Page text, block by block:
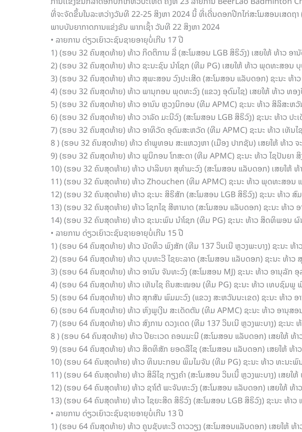
ທີ່ຈະຈັດຂຶ້ນໃນລະຫວ່າງວັນທີ 22-25 ສິງຫາ 2024 ນີ້ ທີ່ເດີ່ນດອກປີກໄກ່ສະໂມສອນເສດຖາ
ພາບບັນຍາກາດການແຂ່ງຂັນ ພາກເຊົ້າ ວັນທີ 22 ສິງຫາ 2024
• ລາຍການ ດ່ຽວເຍົາວະຊົນຊາຍອາຍຸບໍ່ເກີນ 17 ປີ
1) (ຮອບ 32 ຄົນສຸດທ້າຍ) ທ້າວ ກິດຕິການ ລີ່ (ສະໂມສອນ LGB ສິຣິວົງ) ເສຍໃຫ້ ທ້າວ ອ
2) (ຮອບ 32 ຄົນສຸດທ້າຍ) ທ້າວ ຊະນະຊົນ ນຳໂຊກ (ທີມ PG) ເສຍໃຫ້ ທ້າວ ພຸດທະສອນ
3) (ຮອບ 32 ຄົນສຸດທ້າຍ) ທ້າວ ສຸພະສອນ ວົງປະເສີດ (ສະໂມສອນ ແລັບດອກ) ຊະນະ ທ້າ
4) (ຮອບ 32 ຄົນສຸດທ້າຍ) ທ້າວ ພານຸກອນ ພຸດທະວົງ (ແຂວງ ອຸດົມໄຊ) ເສຍໃຫ້ ທ້າວ ທ
5) (ຮອບ 32 ຄົນສຸດທ້າຍ) ທ້າວ ອານົນ ຫຼວງນິກອນ (ທີມ APMC) ຊະນະ ທ້າວ ສິລິສະຫ
6) (ຮອບ 32 ຄົນສຸດທ້າຍ) ທ້າວ ວາລັດ ມະນີວົງ (ສະໂມສອນ LGB ສິຣິວົງ) ຊະນະ ທ້າວ
7) (ຮອບ 32 ຄົນສຸດທ້າຍ) ທ້າວ ອາທິວັດ ອຸດົມສະຫວັດ (ທີມ APMC) ຊະນະ ທ້າວ ເທັນ
8 ) (ຮອບ 32 ຄົນສຸດທ້າຍ) ທ້າວ ຄຳພູທອນ ສະແຫວງຫາ (ເມືອງ ປາກຊັນ) ເສຍໃຫ້ ທ້າວ
9) (ຮອບ 32 ຄົນສຸດທ້າຍ) ທ້າວ ພູນິກອນ ໂກສະດາ (ທີມ APMC) ຊະນະ ທ້າວ ໄຊປັນຍາ
10) (ຮອບ 32 ຄົນສຸດທ້າຍ) ທ້າວ ປາລິນຍາ ສຸທຳມະວົງ (ສະໂມສອນ ແລັບດອກ) ເສຍໃຫ້
11) (ຮອບ 32 ຄົນສຸດທ້າຍ) ທ້າວ Zhouchen (ທີມ APMC) ຊະນະ ທ້າວ ພຸດທະສອນ
12) (ຮອບ 32 ຄົນສຸດທ້າຍ) ທ້າວ ຊະນະ ສິຣິສັກ (ສະໂມສອນ LGB ສິຣິວົງ) ຊະນະ ທ້າວ
13) (ຮອບ 32 ຄົນສຸດທ້າຍ) ທ້າວ ໂຊກໄຊ ສີຫານາດ (ສະໂມສອນ ແລັບດອກ) ຊະນະ ທ້າ
14) (ຮອບ 32 ຄົນສຸດທ້າຍ) ທ້າວ ຊະນະພົນ ນຳໂຊກ (ທີມ PG) ຊະນະ ທ້າວ ສິດທິພອນ
• ລາຍການ ດ່ຽວເຍົາວະຊົນຊາຍອາຍຸບໍ່ເກີນ 15 ປີ
1) (ຮອບ 64 ຄົນສຸດທ້າຍ) ທ້າວ ນັດທິວ ພົງສັກ (ທີມ 137 ວິນເນີ ຫຼວງພະບາງ) ຊະນະ ທ້
2) (ຮອບ 64 ຄົນສຸດທ້າຍ) ທ້າວ ບຸນທະວີ ໄຊຍະລາດ (ສະໂມສອນ ແລັບດອກ) ຊະນະ ທ້າ
3) (ຮອບ 64 ຄົນສຸດທ້າຍ) ທ້າວ ອານົນ ຈັນທະວົງ (ສະໂມສອນ MJ) ຊະນະ ທ້າວ ອານຸລັກ
4) (ຮອບ 64 ຄົນສຸດທ້າຍ) ທ້າວ ເທັນໄຊ ຄິນສະໝອນ (ທີມ PG) ຊະນະ ທ້າວ ເທບຊົມພູ
5) (ຮອບ 64 ຄົນສຸດທ້າຍ) ທ້າວ ສຸກສັນ ພົມມະວົງ (ແຂວງ ສະຫວັນນະເຂດ) ຊະນະ ທ້າວ
6) (ຮອບ 64 ຄົນສຸດທ້າຍ) ທ້າວ ຫົງພູເງີນ ສະເດັດຕັນ (ທີມ APMC) ຊະນະ ທ້າວ ອານຸສ
7) (ຮອບ 64 ຄົນສຸດທ້າຍ) ທ້າວ ສົງການ ດວງເດດ (ທີມ 137 ວິນເນີ ຫຼວງພະບາງ) ຊະນ
8 ) (ຮອບ 64 ຄົນສຸດທ້າຍ) ທ້າວ ປີຍະເວດ ຄອນມະນີ (ສະໂມສອນ ແລັບດອກ) ເສຍໃຫ້ ທ້
9) (ຮອບ 64 ຄົນສຸດທ້າຍ) ທ້າວ ສິດທິສັກ ຍອດລືໄຊ (ສະໂມສອນ ແລັບດອກ) ເສຍໃຫ້ ທ້
10) (ຮອບ 64 ຄົນສຸດທ້າຍ) ທ້າວ ທິນນະກອນ ພິມໄມຈັນ (ທີມ PG) ຊະນະ ທ້າວ ທະນະພົ
11) (ຮອບ 64 ຄົນສຸດທ້າຍ) ທ້າວ ສິລິໄຊ ກຽງຄຳ (ສະໂມສອນ ວິນເນີ້ ຫຼວງພະບາງ) ເສຍ
12) (ຮອບ 64 ຄົນສຸດທ້າຍ) ທ້າວ ຊາໂຕ້ ພະຈັນທະວົງ (ສະໂມສອນ ແລັບດອກ) ເສຍໃຫ້
13) (ຮອບ 64 ຄົນສຸດທ້າຍ) ທ້າວ ໄຊຍະສິດ ສິຣິວົງ (ສະໂມສອນ LGB ສິຣິວົງ) ຊະນະ ທ້າ
• ລາຍການ ດ່ຽວເຍົາວະຊົນຊາຍອາຍຸບໍ່ເກີນ 13 ປີ
1) (ຮອບ 64 ຄົນສຸດທ້າຍ) ທ້າວ ຄູນຊັບທະວີ ດາວວຽງ (ສະໂມສອນແລັບດອກ) ເສຍໃຫ້